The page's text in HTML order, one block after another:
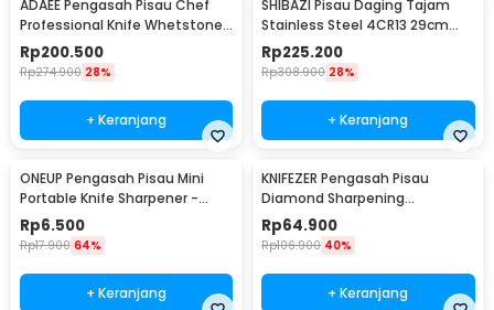
ADAEE Pengasah Pisau Chef
Professional Knife Whetstone
Grinder
Rp200.500
Rp274.900 28%
+ Keranjang
SHIBAZI Pisau Daging Tajam
Stainless Steel 4CR13 29cm
Cleaver Knife - S601
Rp225.200
Rp308.900 28%
+ Keranjang
ONEUP Pengasah Pisau Mini
Portable Knife Sharpener -
MDQ001
Rp6.500
Rp17.900 64%
+ Keranjang
KNIFEZER Pengasah Pisau
Diamond Sharpening
Wetstone 4 Stages - MY311
Rp64.900
Rp106.900 40%
+ Keranjang